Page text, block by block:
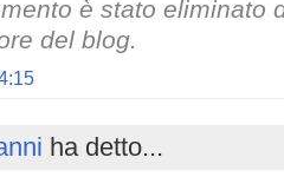
è stato eliminato
del blog.
ha detto...